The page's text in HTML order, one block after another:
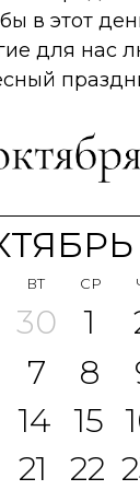
в этот
для нас
СР
ВТ
1
30
7 8
14 15
21 22